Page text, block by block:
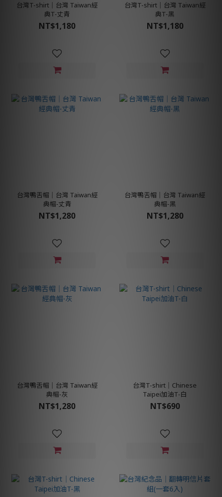
台灣T-shirt│台灣 Taiwan經
典T-丈青
NT$1,180
台灣T-shirt│台灣 Taiwan經
典T-黑
NT$1,180
台灣鴨舌帽│台灣 Taiwan經
典帽-丈青
NT$1,280
台灣鴨舌帽│台灣 Taiwan經
典帽-黑
NT$1,280
台灣鴨舌帽│台灣 Taiwan經
典帽-灰
NT$1,280
台灣T-shirt│Chinese
Taipei加油T-白
NT$690